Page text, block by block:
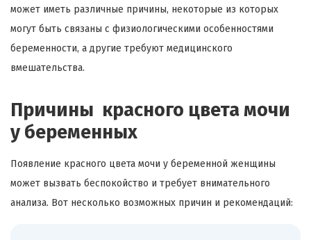
может иметь различные причины, некоторые из которых
могут быть связаны с физиологическими особенностями
беременности, а другие требуют медицинского
вмешательства.
Причины красного цвета мочи
у беременных
Появление красного цвета мочи у беременной женщины
может вызвать беспокойство и требует внимательного
анализа. Вот несколько возможных причин и рекомендаций: